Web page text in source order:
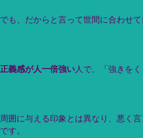
でも、だからと言って世間に合わせ
正義感が人一倍強い 人で、「強きを
周囲に与える印象とは異なり、悪く言
です。